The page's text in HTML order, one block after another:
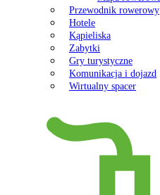
Przewodnik rowerowy
Hotele
Kąpieliska
Zabytki
Gry turystyczne
Komunikacja i dojazd
Wirtualny spacer